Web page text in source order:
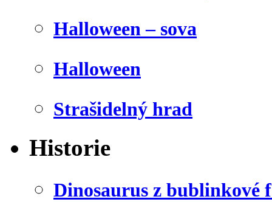
Halloween – sova
Halloween
Strašidelný hrad
Historie
Dinosaurus z bublinkové